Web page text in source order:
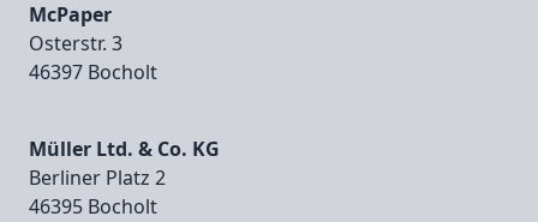
McPaper
Osterstr. 3
46397 Bocholt
Müller Ltd. & Co. KG
Berliner Platz 2
46395 Bocholt